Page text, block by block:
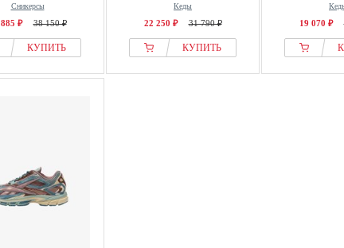
Сникерсы
₽ 38 150 ₽
КУПИТЬ
Кеды
22 250 ₽ 31 790 ₽
КУПИТЬ
19 070 ₽